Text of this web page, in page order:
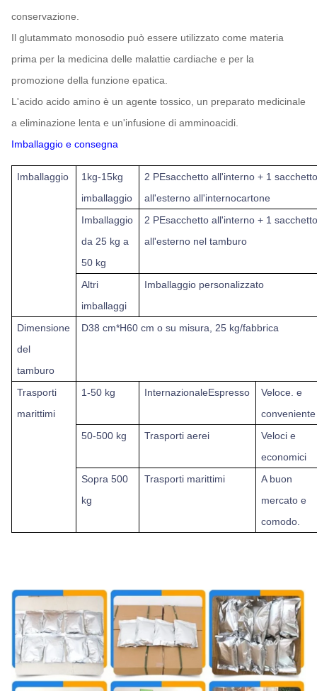
conservazione.
Il glutammato monosodio può essere utilizzato come materia
prima per la medicina delle malattie cardiache e per la
promozione della funzione epatica.
L'acido acido amino è un agente tossico, un preparato medicinale
a eliminazione lenta e un'infusione di amminoacidi.
Imballaggio e consegna
Imballaggio 1 kg-15kg
imballaggio
2 PEsacchetto all'interno + 1
all'esterno all'internocartone
Imballaggio
da 25 kg a
50 kg
2 PEsacchetto all'interno + 1
all'esterno nel tamburo
Altri
imballaggi
Imballaggio personalizzato
Dimensione
del
tamburo
D38 cm*H60 cm o su misura, 25 kg/fabbrica
Trasporti
marittimi
1-50 kg InternazionaleEspresso Veloce. e
conveniente
50-500 kg
Trasporti aerei
Veloci e
economici
Sopra 500
kg
Trasporti marittimi
A buon
mercato e
comodo.